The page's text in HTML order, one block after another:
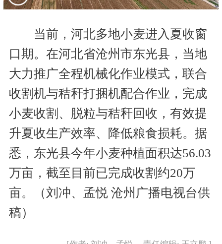
当前，河北多地小麦进入夏收窗
口期。在河北省沧州市东光县，当地
大力推广全程机械化作业模式，联合
收割机与秸秆打捆机配合作业，完成
小麦收割、脱粒与秸秆回收，有效提
升夏收生产效率、降低粮食损耗。据
悉，东光县今年小麦种植面积达56.03
万亩，截至目前已完成收割约20万
亩。（刘冲、孟悦 沧州广播电视台供
稿）